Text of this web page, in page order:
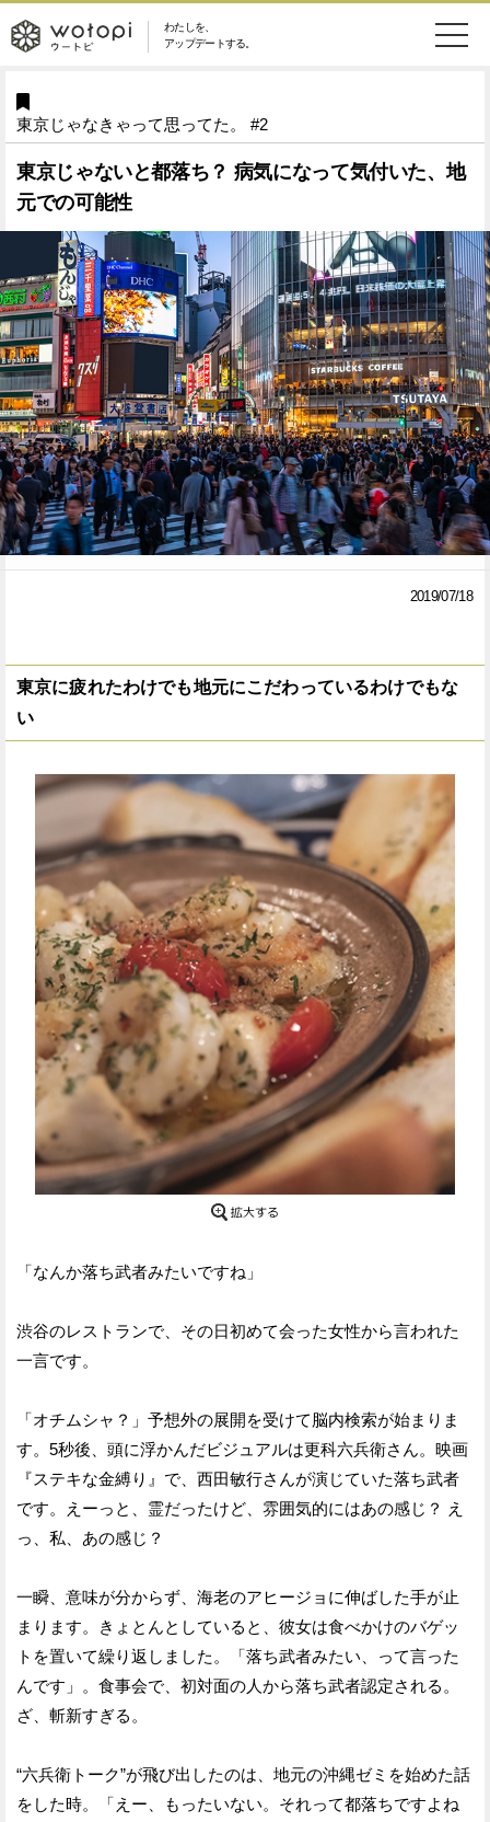
わたしを、
アップデートする。
wotopi
-
ウ
ー
ト
ピ
メ
ニ
ュ
ー
美容・コスメ 妊娠・出産
健康
ライフスタイル ファッション
ソーシャル SDGs
アイテム
検
索
ウートピとは？
Facebook
ア
る
Twitter
ア
る
東京じゃなきゃって思ってた。 #2
東京じゃないと都落ち？ 病気になって気付いた、地
元での可能性
2019/07/18
東京に疲れたわけでも地元にこだわっているわけでもな
い
「なんか落ち武者みたいですね」
渋谷のレストランで、その日初めて会った女性から言われた
一言です。
「オチムシャ？」予想外の展開を受けて脳内検索が始まりま
す。5秒後、頭に浮かんだビジュアルは更科六兵衛さん。映画
『ステキな金縛り』で、西田敏行さんが演じていた落ち武者
です。えーっと、霊だったけど、雰囲気的にはあの感じ？ え
っ、私、あの感じ？
一瞬、意味が分からず、海老のアヒージョに伸ばした手が止
まります。きょとんとしていると、彼女は食べかけのバゲッ
トを置いて繰り返しました。「落ち武者みたい、って言った
んです」。食事会で、初対面の人から落ち武者認定される。
ざ、斬新すぎる。
“六兵衛トーク”が飛び出したのは、地元の沖縄ゼミを始めた話
をした時。「えー、もったいない。それって都落ちですよね